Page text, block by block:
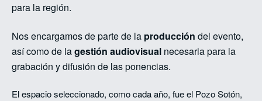
para la región.
Nos encargamos de parte de la producción del evento,
así como de lagestión audiovisual necesaria para la
grabación y difusión de las ponencias.
El espacio seleccionado, como cada año, fue el Pozo Sotón,